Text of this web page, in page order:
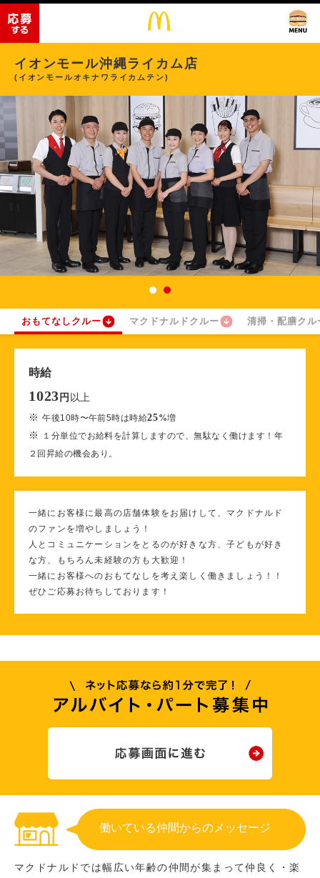
イオンモール沖縄ライカム店
(イオンモールオキナワライカムテン)
おもてなしクルー マクドナルドクルー 清掃・配膳クル
時給
1023 円 以上
※午後10時〜午前5時は時給25%増
※
１分単位でお給料を計算しますので、無駄なく働けます！年
２回昇給の機会あり。
一緒にお客様に最高の店舗体験をお届けして、マクドナルド
のファンを増やしましょう！
人とコミュニケーションをとるのが好きな方、子どもが好き
な方、もちろん未経験の方も大歓迎！
一緒にお客様へのおもてなしを考え楽しく働きましょう！！
ぜひご応募お待ちしております！
働いている仲間からのメッセージ
マクドナルドでは幅広い年齢の仲間が集まって仲良く・楽